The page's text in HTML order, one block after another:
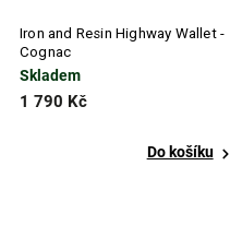
Iron and Resin Highway Wallet -
Cognac
Skladem
1 790 Kč
Do košíku